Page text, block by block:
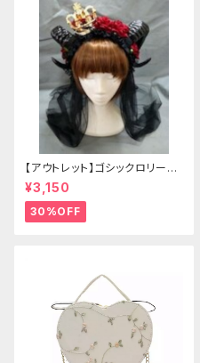
【アウトレット】ゴシックロリータ
ゴールドクラウン＆ホーン(ヴェ
ール付き)
¥3,150
30%OFF